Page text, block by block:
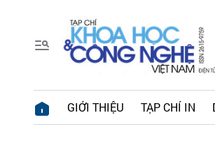
GIỚI THIỆU TẠP CHÍ IN